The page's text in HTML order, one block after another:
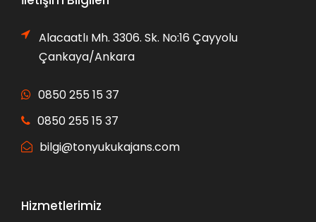
Alacaatlı Mh. 3306. Sk. No:16 Çayyolu
Çankaya/Ankara
0850 255 15 37
0850 255 15 37
bilgi@tonyukukajans.com
Hizmetlerimiz